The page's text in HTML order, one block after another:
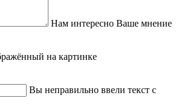
Нам интересно Ваше мнение
на картинке
Вы неправильно ввели текст с